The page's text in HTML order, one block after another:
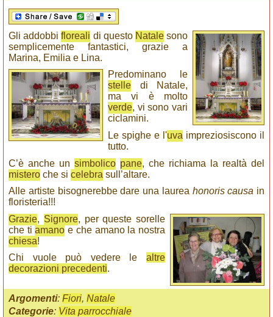
Gli addobbifloreali di questo Natalesono
semplicemente fantastici, grazie a
Marina, Emilia e Lina.
Predominano le
stelle di Natale,
ma vi è molto
verde, vi sono vari
ciclamini.
Le spighe e l'uva impreziosiscono il
tutto.
C’è anche un simbolico pane, che richiama la realtà del
mistero che si celebra sull’altare.
Alle artiste bisognerebbe dare una laurea honoris causa in
floristeria!!!
Grazie, Signore, per queste sorelle
che tiamano e che amano la nostra
chiesa!
Chi vuole può vedere le altre
decorazioni precedenti.
Argomenti: Fiori, Natale
Categorie: Vita parrocchiale